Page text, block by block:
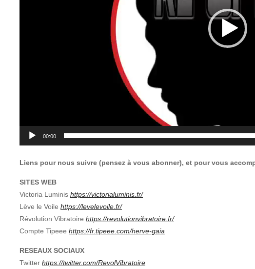
00:00
Liens pour nous suivre (pensez à vous abonner), et pour vous
SITES WEB
Victoria Luminis https://victorialuminis.fr/
Lève le Voile https://levelevoile.fr/
Révolution Vibratoire https://revolutionvibratoire.fr/
Compte Tipeee https://fr.tipeee.com/herve-gaia
RESEAUX SOCIAUX
Twitter https://twitter.com/RevolVibratoire